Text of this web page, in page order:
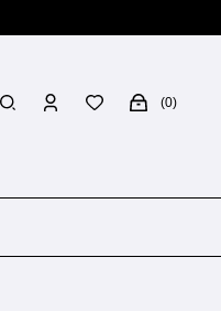
0